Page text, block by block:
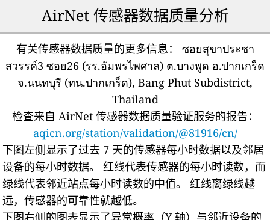
AirNet 传感器数据质量分析
有关传感器数据质量的更多信息：
ซอยสุขาประชา
สวรรค์3 ซอย26 (รร.อัมพรไพศาล) ต.บางพูด อ.ปากเกร็ด
จ.นนทบุรี (ทน.ปากเกร็ด), Bang Phut Subdistrict,
Thailand
检查来自 AirNet 传感器数据质量验证服务的报告：
aqicn.org/station/validation/@81916/cn/
下图左侧显示了过去 7 天的传感器每小时数据以及邻居
设备的每小时数据。
红线代表传感器的每小时读数，而
绿线代表邻近站点每小时读数的中值。
红线离绿线越
远，传感器的可靠性就越低。
下图右侧的图表显示了异常概率（Y 轴）与邻近设备的